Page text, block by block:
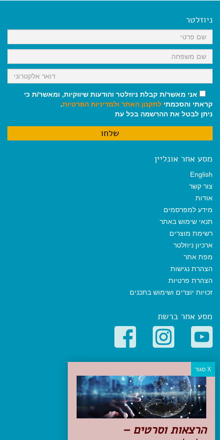
k
p
m
ניוזלטר
אני מאשר/ת קבלת ניוזלטר והודעות שיווקיות, ומאשר/ת כי
קראתי והסכמתי לתקנון האתר ולמדיניות הפרטיות.
ניתן לבטל את ההרשמה בכל עת
מסע אחר אונליין
English
צור קשר
אודות
מידע למפרסמים
תנאי שימוש באתר
רשימת מוצרים
ארכיון ניוזלטר
מפת אתר
הצהרת נגישות
הצהרת פרטיות
זכויות יוצרים ושימוש בתכנים
מסע אחר ברשת
קטגוריות פופולריות
יעדים
טיולים בישראל
מלונות בוטיק בישראל
טיפים והמלצות
הכנות לנסיעה
הרצאות וסרטים –